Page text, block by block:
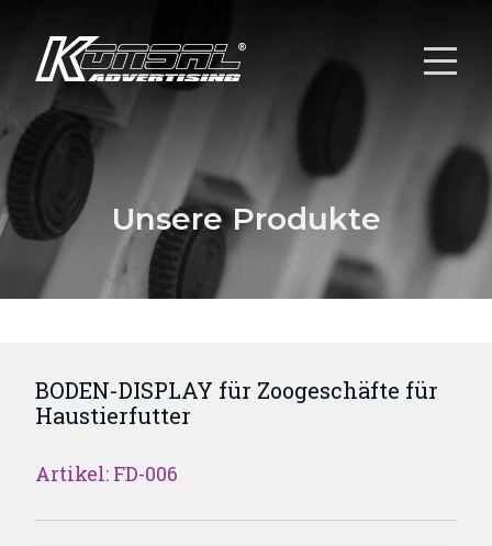
Unsere Produkte
BODEN-DISPLAY für Zoogeschäfte für
Haustierfutter
Artikel: FD-006